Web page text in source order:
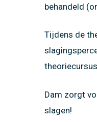
behandeld
Tijdens de
Dam zorgt
slagen!